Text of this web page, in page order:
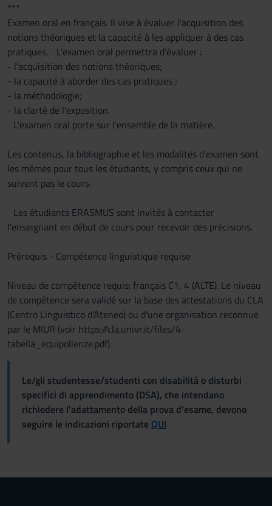
***
Examen oral en français. Il vise à évaluer l'acquisition des
notions théoriques et la capacité à les appliquer à des cas
pratiques. L’examen oral permettra d’évaluer :
- l'acquisition des notions théoriques;
- la capacité à aborder des cas pratiques ;
- la méthodologie;
- la clarté de l'exposition.
L'examen oral porte sur l'ensemble de la matière.
Les contenus, la bibliographie et les modalités d’examen sont
les mêmes pour tous les étudiants, y compris ceux qui ne
suivent pas le cours.
Les étudiants ERASMUS sont invités à contacter
l'enseignant en début de cours pour recevoir des précisions.
Prérequis - Compétence linguistique requise
Niveau de compétence requis: français C1, 4 (ALTE). Le niveau
de compétence sera validé sur la base des attestations du CLA
(Centro Linguistico d'Ateneo) ou d'une organisation reconnue
par le MIUR (voir https://cla.univr.it/files/4-
tabella_equipollenze.pdf).
Le/gli studentesse/studenti con disabilità o disturbi
specifici di apprendimento (DSA), che intendano
richiedere l'adattamento della prova d'esame, devono
seguire le indicazioni riportate QUI